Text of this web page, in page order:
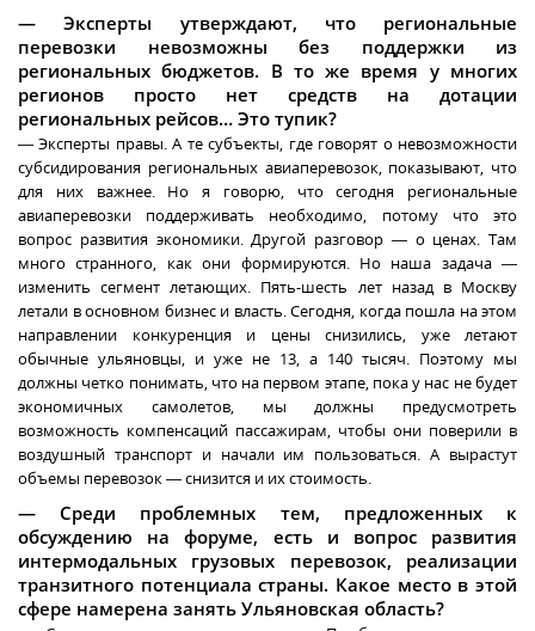
— Эксперты утверждают, что региональные
перевозки невозможны без поддержки из
региональных бюджетов. В то же время у многих
регионов просто нет средств на дотации
региональных рейсов… Это тупик?
— Эксперты правы. А те субъекты, где говорят о невозможности
субсидирования региональных авиаперевозок, показывают, что
для них важнее. Но я говорю, что сегодня региональные
авиаперевозки поддерживать необходимо, потому что это
вопрос развития экономики. Другой разговор — о ценах. Там
много странного, как они формируются. Но наша задача —
изменить сегмент летающих. Пять-шесть лет назад в Москву
летали в основном бизнес и власть. Сегодня, когда пошла на этом
направлении конкуренция и цены снизились, уже летают
обычные ульяновцы, и уже не 13, а 140 тысяч. Поэтому мы
должны четко понимать, что на первом этапе, пока у нас не будет
экономичных самолетов, мы должны предусмотреть
возможность компенсаций пассажирам, чтобы они поверили в
воздушный транспорт и начали им пользоваться. А вырастут
объемы перевозок — снизится и их стоимость.
— Среди проблемных тем, предложенных к
обсуждению на форуме, есть и вопрос развития
интермодальных грузовых перевозок, реализации
транзитного потенциала страны. Какое место в этой
сфере намерена занять Ульяновская область?